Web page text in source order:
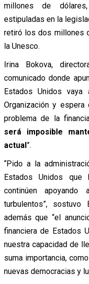
millones de
estipuladas en la
retiró los dos millones
la Unesco.
Irina Bokova,
comunicado donde
Estados Unidos
Organización y
problema de la
será imposible
actual”.
“Pido a la
Estados Unidos que
continúen
turbulentos”,
además que “el
financiera de Estados
nuestra capacidad de
suma importancia,
nuevas democracias y